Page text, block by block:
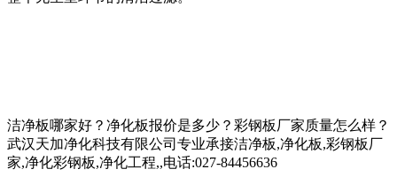
洁净板哪家好？净化板报价是多少？彩钢板厂家质量怎么样？
武汉天加净化科技有限公司专业承接洁净板,净化板,彩钢板厂
家,净化彩钢板,净化工程,,电话:027-84456636